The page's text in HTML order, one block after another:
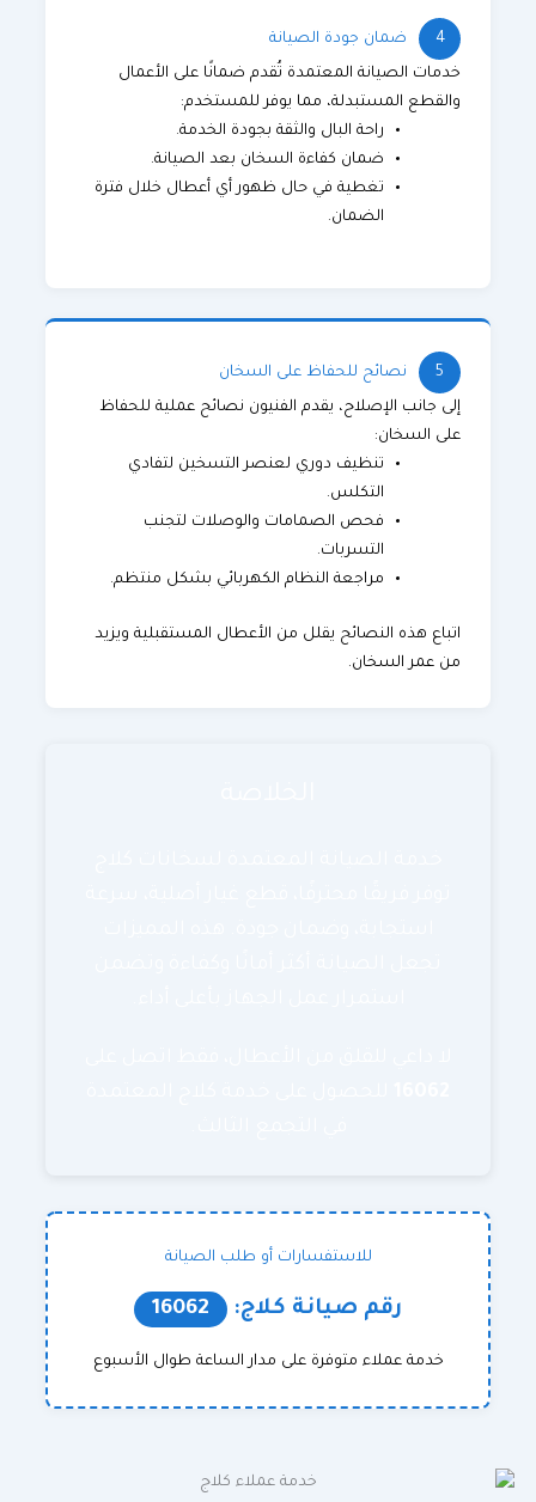
4 ضمان جودة الصيانة
خدمات الصيانة المعتمدة تُقدم ضمانًا على الأعمال
والقطع المستبدلة، مما يوفر للمستخدم:
راحة البال والثقة بجودة الخدمة.
ضمان كفاءة السخان بعد الصيانة.
تغطية في حال ظهور أي أعطال خلال فترة
الضمان.
5 نصائح للحفاظ على السخان
إلى جانب الإصلاح، يقدم الفنيون نصائح عملية للحفاظ
على السخان:
تنظيف دوري لعنصر التسخين لتفادي
التكلس.
فحص الصمامات والوصلات لتجنب
التسربات.
مراجعة النظام الكهربائي بشكل منتظم.
اتباع هذه النصائح يقلل من الأعطال المستقبلية ويزيد
من عمر السخان.
للاستفسارات أو طلب الصيانة
رقم صيانة كلاج: 16062
خدمة عملاء متوفرة على مدار الساعة طوال الأسبوع